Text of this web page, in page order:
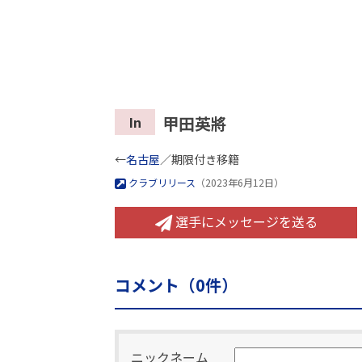
In 甲田英將
←名古屋／期限付き移籍
クラブリリース （2023年6月12日）
選手にメッセージを送る
コメント（0件）
ニックネーム